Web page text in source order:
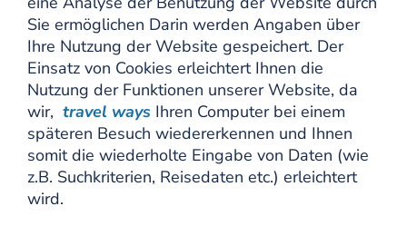
Sie ermöglichen Darin werden Angaben über
Ihre Nutzung der Website gespeichert. Der
Einsatz von Cookies erleichtert Ihnen die
Nutzung der Funktionen unserer Website, da
wir, travel ways Ihren Computer bei einem
späteren Besuch wiedererkennen und Ihnen
somit die wiederholte Eingabe von Daten (wie
z.B. Suchkriterien, Reisedaten etc.) erleichtert
wird.